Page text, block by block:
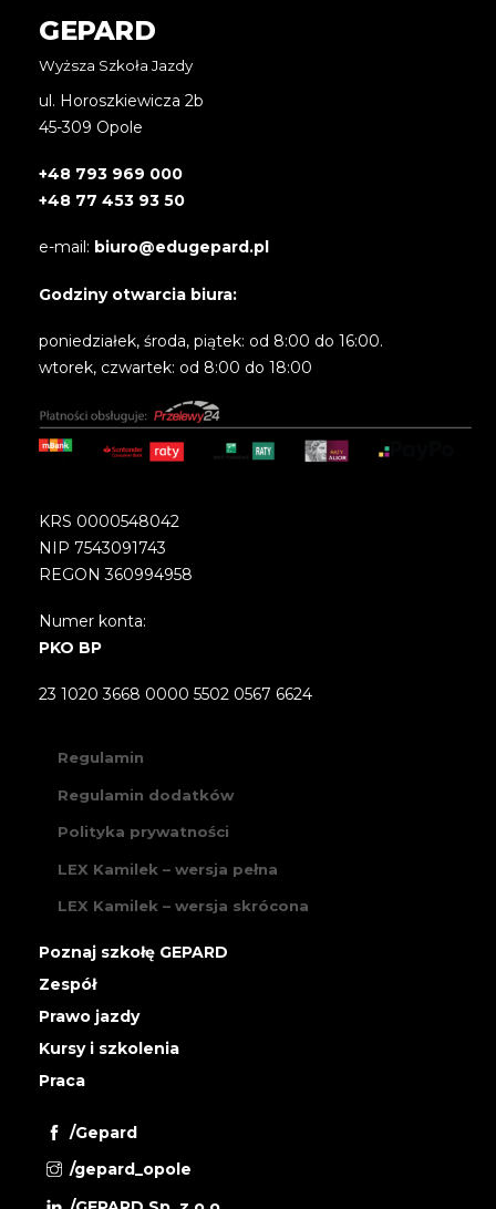
GEPARD
Wyższa Szkoła Jazdy
ul. Horoszkiewicza 2b
45-309 Opole
+48 793 969 000
+48 77 453 93 50
e-mail: biuro@edugepard.pl
Godziny otwarcia biura:
poniedziałek, środa, piątek: od 8:00 do 16:00.
wtorek, czwartek: od 8:00 do 18:00
KRS 0000548042
NIP 7543091743
REGON 360994958
Numer konta:
PKO BP
23 1020 3668 0000 5502 0567 6624
Regulamin
Regulamin dodatków
Polityka prywatności
LEX Kamilek – wersja pełna
LEX Kamilek – wersja skrócona
Poznaj szkołę GEPARD
Zespół
Prawo jazdy
Kursy i szkolenia
Praca
/Gepard
/gepard_opole